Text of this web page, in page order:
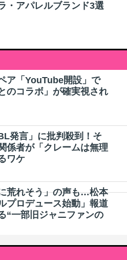
・アパレルブランド3選
ア「YouTube開設」で
のコラボ」が確実視され
発言」に批判殺到！そ
係者が「クレームは無理
ワケ
荒れそう」の声も…松本
プロデュース始動」報道
“一部旧ジャニファンの